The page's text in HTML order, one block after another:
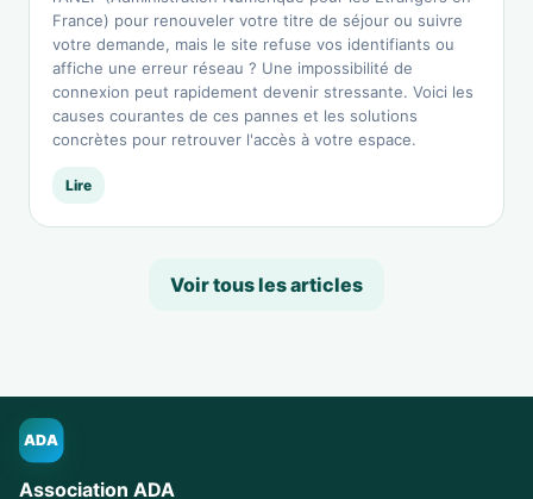
France) pour renouveler votre titre de séjour ou suivre
votre demande, mais le site refuse vos identifiants ou
affiche une erreur réseau ? Une impossibilité de
connexion peut rapidement devenir stressante. Voici les
causes courantes de ces pannes et les solutions
concrètes pour retrouver l'accès à votre espace.
Lire
Voir tous les articles
ADA
Association ADA